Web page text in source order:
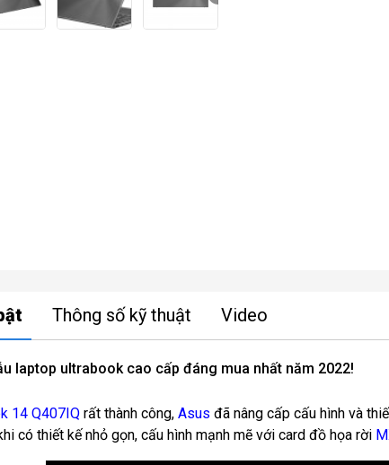
Thông số kỹ thuật Video
laptop ultrabook cao cấp đáng mua nhất năm 2022!
14 Q407IQ rất thành công, Asus đã nâng cấp cấu hình và
có thiết kế nhỏ gọn, cấu hình mạnh mẽ với card đồ họa rời